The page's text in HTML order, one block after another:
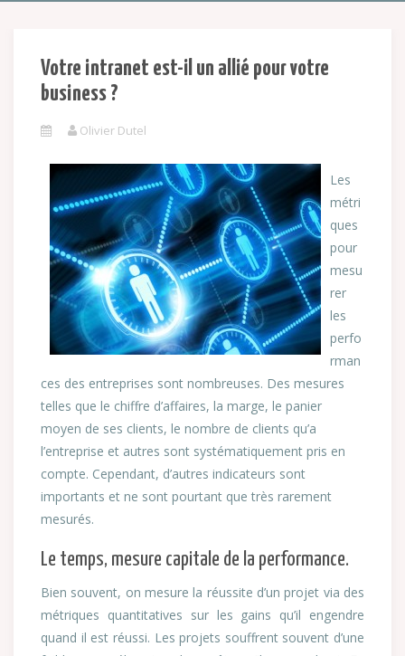
Votre intranet est-il un allié pour votre
business ?
Olivier Dutel
Les
métri
ques
pour
mesu
rer
les
perfo
rman
ces des entreprises sont nombreuses. Des mesures
telles que le chiffre d’affaires, la marge, le panier
moyen de ses clients, le nombre de clients qu’a
l’entreprise et autres sont systématiquement pris en
compte. Cependant, d’autres indicateurs sont
importants et ne sont pourtant que très rarement
mesurés.
Le temps, mesure capitale de la performance.
Bien souvent, on mesure la réussite d’un projet via des
métriques quantitatives sur les gains qu’il engendre
quand il est réussi. Les projets souffrent souvent d’une